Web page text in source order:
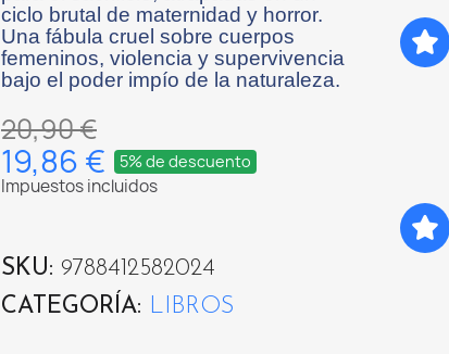
ciclo brutal de maternidad y horror.
Una fábula cruel sobre cuerpos
femeninos, violencia y supervivencia
bajo el poder impío de la naturaleza.
20,90 €
19,86 € 5% de descuento
Impuestos incluidos
SKU
9788412582024
CATEGORÍA
LIBROS